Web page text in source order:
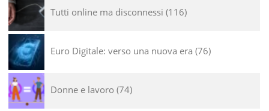
Tutti online ma disconnessi 116
Euro Digitale: verso una nuova era 76
Donne e lavoro 74